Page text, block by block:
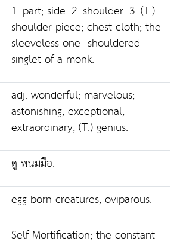
1. part; side. 2. shoulder. 3. (T.)
shoulder piece; chest cloth; the
sleeveless one- shouldered
singlet of a monk.
adj. wonderful; marvelous;
astonishing; exceptional;
extraordinary; (T.) genius.
ดู พนมมือ.
egg-born creatures; oviparous.
Self-Mortification; the constant